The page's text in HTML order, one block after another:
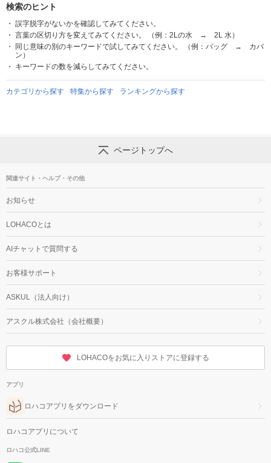
検索のヒント
誤字脱字がないかを確認してみてください。
言葉の区切り方を変えてみてください。 （例：2Lの水 → 2L 水）
同じ意味の別のキーワードで試してみてください。 （例：バッグ → カバ
ン）
キーワードの数を減らしてみてください。
カテゴリから探す 特集から探す ランキングから探す
ページトップへ
関連サイト・ヘルプ・その他
お知らせ
LOHACOとは
AIチャットで質問する
お客様サポート
ASKUL（法人向け）
アスクル株式会社（会社概要）
LOHACOをお気に入りストアに登録する
アプリ
ロハコアプリをダウンロード
ロハコアプリについて
ロハコ公式LINE